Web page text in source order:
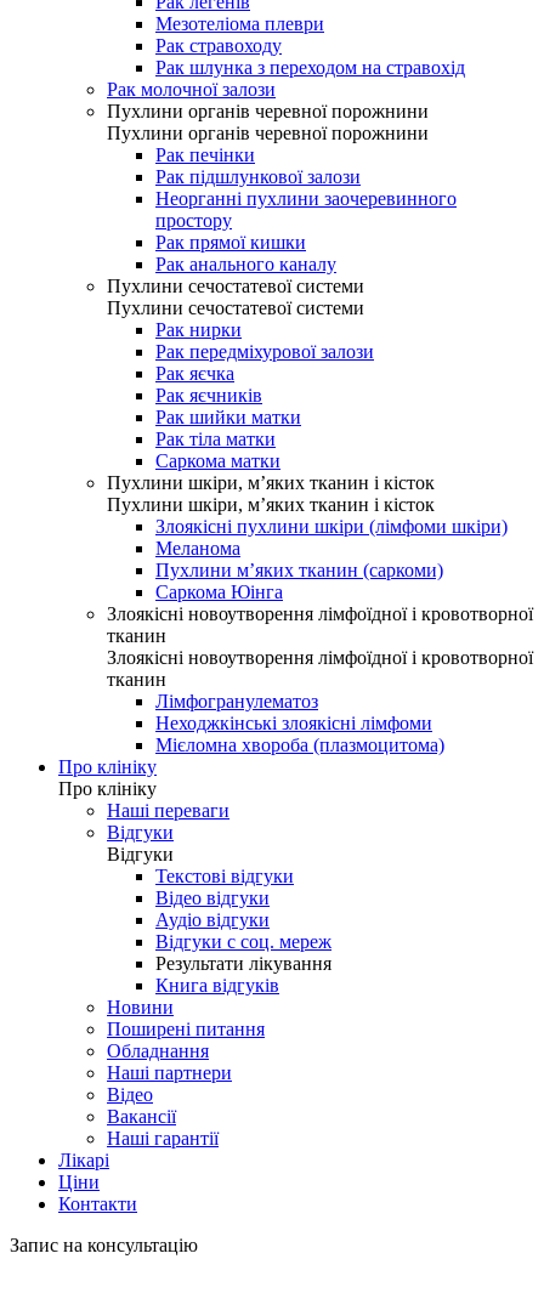
Мезотеліома плеври
Рак стравоходу
Рак шлунка з переходом на стравохід
Рак молочної залози
Пухлини органів черевної порожнини
Пухлини органів черевної порожнини
Рак печінки
Рак підшлункової залози
Неорганні пухлини заочеревинного
простору
Рак прямої кишки
Рак анального каналу
Пухлини сечостатевої системи
Пухлини сечостатевої системи
Рак нирки
Рак передміхурової залози
Рак яєчка
Рак яєчників
Рак шийки матки
Рак тіла матки
Саркома матки
Пухлини шкіри, м’яких тканин і кісток
Пухлини шкіри, м’яких тканин і кісток
Злоякісні пухлини шкіри (лімфоми шкіри)
Меланома
Пухлини м’яких тканин (саркоми)
Саркома Юінга
Злоякісні новоутворення лімфоїдної і кровотворної
тканин
Злоякісні новоутворення лімфоїдної і кровотворної
тканин
Лімфогранулематоз
Неходжкінські злоякісні лімфоми
Мієломна хвороба (плазмоцитома)
Про клініку
Про клініку
Наші переваги
Відгуки
Відгуки
Текстові відгуки
Відео відгуки
Аудіо відгуки
Відгуки с соц. мереж
Результати лікування
Книга відгуків
Новини
Поширені питання
Обладнання
Наші партнери
Відео
Вакансії
Наші гарантії
Лікарі
Ціни
Контакти
Запис на консультацію